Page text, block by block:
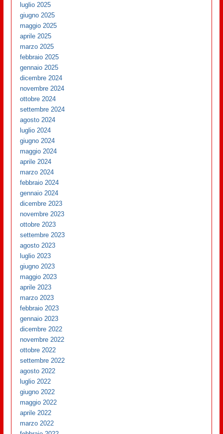
luglio 2025
giugno 2025
maggio 2025
aprile 2025
marzo 2025
febbraio 2025
gennaio 2025
dicembre 2024
novembre 2024
ottobre 2024
settembre 2024
agosto 2024
luglio 2024
giugno 2024
maggio 2024
aprile 2024
marzo 2024
febbraio 2024
gennaio 2024
dicembre 2023
novembre 2023
ottobre 2023
settembre 2023
agosto 2023
luglio 2023
giugno 2023
maggio 2023
aprile 2023
marzo 2023
febbraio 2023
gennaio 2023
dicembre 2022
novembre 2022
ottobre 2022
settembre 2022
agosto 2022
luglio 2022
giugno 2022
maggio 2022
aprile 2022
marzo 2022